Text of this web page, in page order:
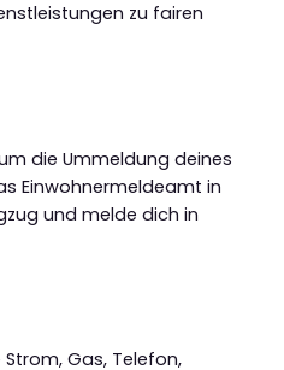
zu fairen
die Ummeldung deines
Einwohnermeldeamt in
und melde dich in
Gas, Telefon,